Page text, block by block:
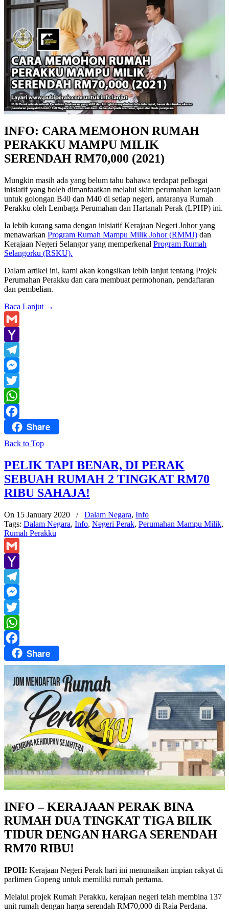
INFO: CARA MEMOHON RUMAH
PERAKKU MAMPU MILIK
SERENDAH RM70,000 (2021)
Mungkin masih ada yang belum tahu bahawa terdapat pelbagai
inisiatif yang boleh dimanfaatkan melalui skim perumahan kerajaan
untuk golongan B40 dan M40 di setiap negeri, antaranya Rumah
Perakku oleh Lembaga Perumahan dan Hartanah Perak (LPHP) ini.
Ia lebih kurang sama dengan inisiatif Kerajaan Negeri Johor yang
menawarkan Program Rumah Mampu Milik Johor (RMMJ) dan
Kerajaan Negeri Selangor yang memperkenal Program Rumah
Selangorku (RSKU).
Dalam artikel ini, kami akan kongsikan lebih lanjut tentang Projek
Perumahan Perakku dan cara membuat permohonan, pendaftaran
dan pembelian.
Baca Lanjut →
Gmail
Yahoo
Mail
Telegram
Messenger
Twitter
WhatsApp
FacebookShare
Back to Top
PELIK TAPI BENAR, DI PERAK
SEBUAH RUMAH 2 TINGKAT RM70
RIBU SAHAJA!
On 15 January 2020 / Dalam Negara, Info
Tags: Dalam Negara, Info, Negeri Perak, Perumahan Mampu Milik,
Rumah Perakku
Gmail
Yahoo
Mail
Telegram
Messenger
Twitter
WhatsApp
FacebookShare
INFO – KERAJAAN PERAK BINA
RUMAH DUA TINGKAT TIGA BILIK
TIDUR DENGAN HARGA SERENDAH
RM70 RIBU!
IPOH: Kerajaan Negeri Perak hari ini menunaikan impian rakyat di
parlimen Gopeng untuk memiliki rumah pertama.
Melalui projek Rumah Perakku, kerajaan negeri telah membina 137
unit rumah dengan harga serendah RM70,000 di Raia Perdana.